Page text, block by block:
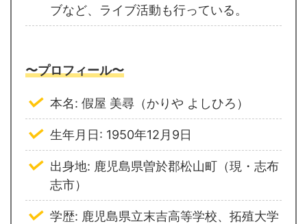
ブなど、ライブ活動も行っている。
〜プロフィール〜
本名: 假屋 美尋（かりや よしひろ）
生年月日: 1950年12月9日
出身地: 鹿児島県曽於郡松山町（現・志布
志市）
学歴: 鹿児島県立末吉高等学校、拓殖大学